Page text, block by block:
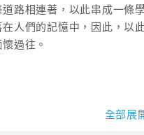
路相連著，以此串成一條
人們的記憶中，因此，以
過往。
全部展